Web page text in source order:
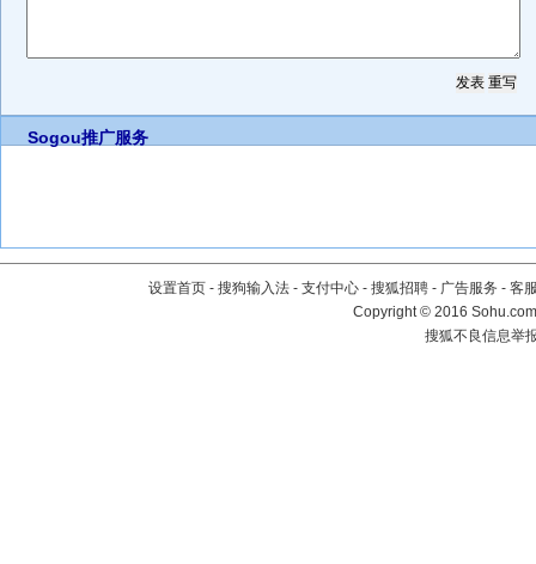
Sogou推广服务
设置首页 - 搜狗输入法 - 支付中心 - 搜狐招聘 - 广告服务 - 客
Copyright©2016
搜狐不良信息举